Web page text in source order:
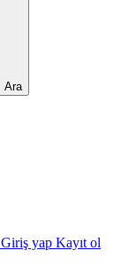
Ara
Giriş yap Kayıt ol